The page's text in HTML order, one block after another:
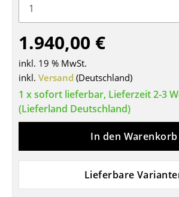
Tische
Esstische
Beistelltische
Couchtische
Sekretäre & PC-Tische
Stehtische & Stehpulte
1.940,00 €
inkl. 19 % MwSt.
inkl. Versand (Deutschland)
1 x sofort lieferbar, Lieferzeit 2-3
(Lieferland Deutschland)
In den Warenkorb
Lieferbare